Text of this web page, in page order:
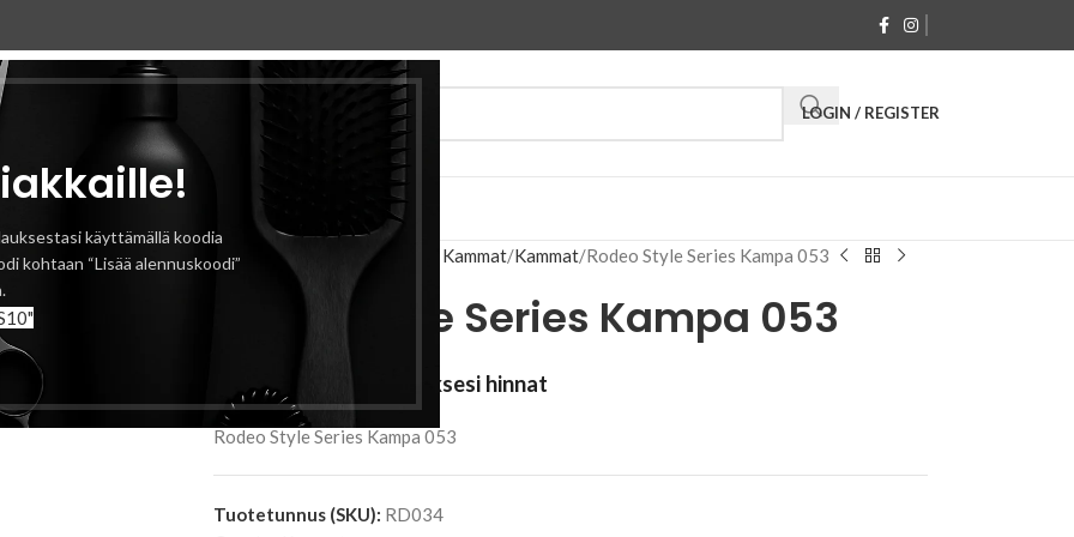
käyttämällä koodia
kohtaan “Lisää alennuskoodi”
LOGIN / REGISTER
Etusivu Tarvikkeet Harjat & Kammat Kammat Rodeo Style Series Kampa 053
Rodeo Style Series Kampa 053
Kirjaudu sisään nähdäksesi hinnat
Rodeo Style Series Kampa 053
Tuotetunnus (SKU): RD034